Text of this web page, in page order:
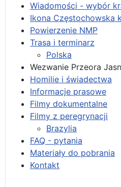
Wiadomości - wybór
Ikona Częstochowska
Powierzenie NMP
Trasa i terminarz
Polska
Wezwanie Przeora
Homilie i świadectwa
Informacje prasowe
Filmy dokumentalne
Filmy z peregrynacji
Brazylia
FAQ - pytania
Materiały do pobrania
Kontakt